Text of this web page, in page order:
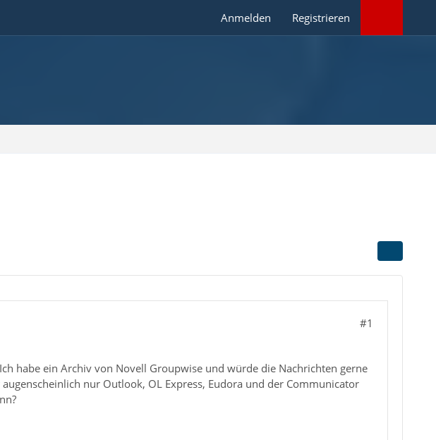
Anmelden Registrieren
#1
habe ein Archiv von Novell Groupwise und würde die Nachrichten gerne
nur Outlook, OL Express, Eudora und der Communicator